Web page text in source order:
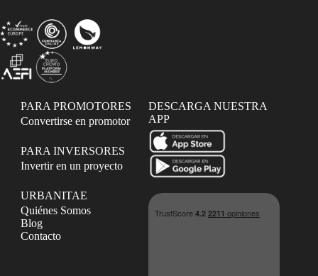
PARA PROMOTORES
Convertirse en promotor
PARA INVERSORES
Invertir en un proyecto
URBANITAE
Quiénes Somos
Blog
Contacto
DESCARGA NUESTRA
APP